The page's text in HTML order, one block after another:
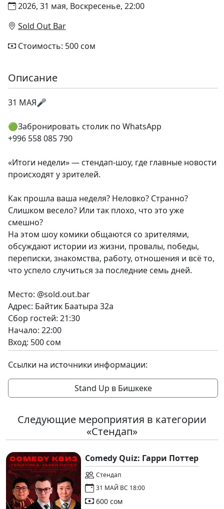
2026, 31 мая, Воскресенье, 22:00
Sold Out Bar
Стоимость: 500 сом
Описание
31 МАЯ🎤
🟢Забронировать столик по WhatsApp
+996 558 085 790
«Итоги недели» — стендап-шоу, где главные новости
происходят у зрителей.
Как прошла ваша неделя? Неловко? Странно?
Слишком весело? Или так плохо, что это уже
смешно?
На этом шоу комики общаются со зрителями,
обсуждают истории из жизни, провалы, победы,
переписки, знакомства, работу, отношения и всё то,
что успело случиться за последние семь дней.
Место: @sold.out.bar
Адрес: Байтик Баатыра 32a
Сбор гостей: 21:30
Начало: 22:00
Вход: 500 сом
Ссылки на источники информации:
Stand Up в Бишкеке
Следующие мероприятия в категории
«Стендап»
Comedy Quiz: Гарри Поттер
Стендап
31 МАЙ ВС 18:00
600 сом